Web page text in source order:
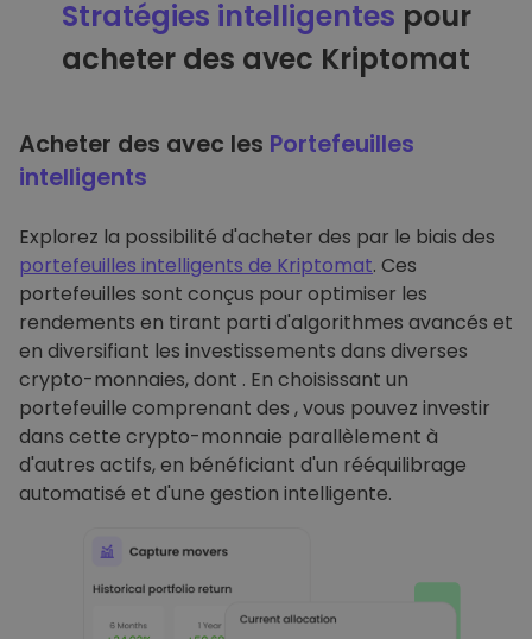
Stratégies intelligentes pour
acheter des avec Kriptomat
Acheter des avec les Portefeuilles
intelligents
Explorez la possibilité d'acheter des par le biais des
portefeuilles intelligents de Kriptomat. Ces
portefeuilles sont conçus pour optimiser les
rendements en tirant parti d'algorithmes avancés et
en diversifiant les investissements dans diverses
crypto-monnaies, dont . En choisissant un
portefeuille comprenant des , vous pouvez investir
dans cette crypto-monnaie parallèlement à
d'autres actifs, en bénéficiant d'un rééquilibrage
automatisé et d'une gestion intelligente.